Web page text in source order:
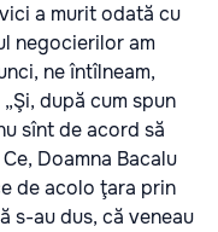
a murit odată cu
negocierilor am
ne întîlneam,
după cum spun
sînt de acord să
Doamna Bacalu
de acolo ţara prin
s-au dus, că veneau